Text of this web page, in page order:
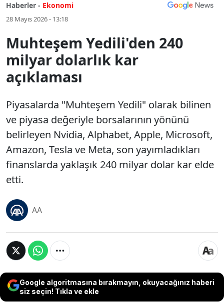
Haberler - Ekonomi
28 Mayıs 2026 - 13:18
Muhteşem Yedili'den 240
milyar dolarlık kar
açıklaması
Piyasalarda "Muhteşem Yedili" olarak bilinen
ve piyasa değeriyle borsalarının yönünü
belirleyen Nvidia, Alphabet, Apple, Microsoft,
Amazon, Tesla ve Meta, son yayımladıkları
finanslarda yaklaşık 240 milyar dolar kar elde
etti.
AA
Google algoritmasına bırakmayın, okuyacağınız haberi
siz seçin! Tıkla ve ekle